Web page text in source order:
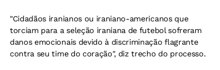
"Cidadãos iranianos ou iraniano-americanos que
torciam para a seleção iraniana de futebol sofreram
danos emocionais devido à discriminação flagrante
contra seu time do coração", diz trecho do processo.